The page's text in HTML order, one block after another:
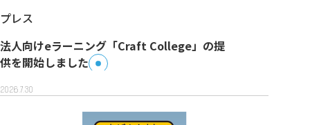
プレス
法人向けeラーニング「Craft College」の提
供を開始しました
2026.7.30